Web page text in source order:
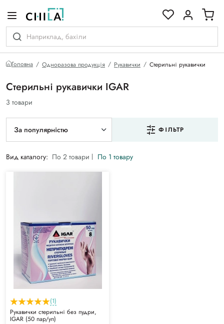
Головна Одноразова продукція Рукавички Стерильні рукавички
Стерильні рукавички IGAR
3 товари
За популярністю ФІЛЬТР
Вид каталогу: По 2 товари По 1 товару
(1)
Рукавички стерильні без пудри,
IGAR (50 пар/уп)
гамі